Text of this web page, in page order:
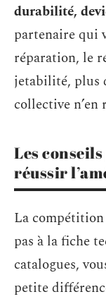
durabilité,
partenaire qui
réparation, le
jetabilité, plus
collective n’en
Les
réussir
La
pas à la fiche
catalogues,
petite